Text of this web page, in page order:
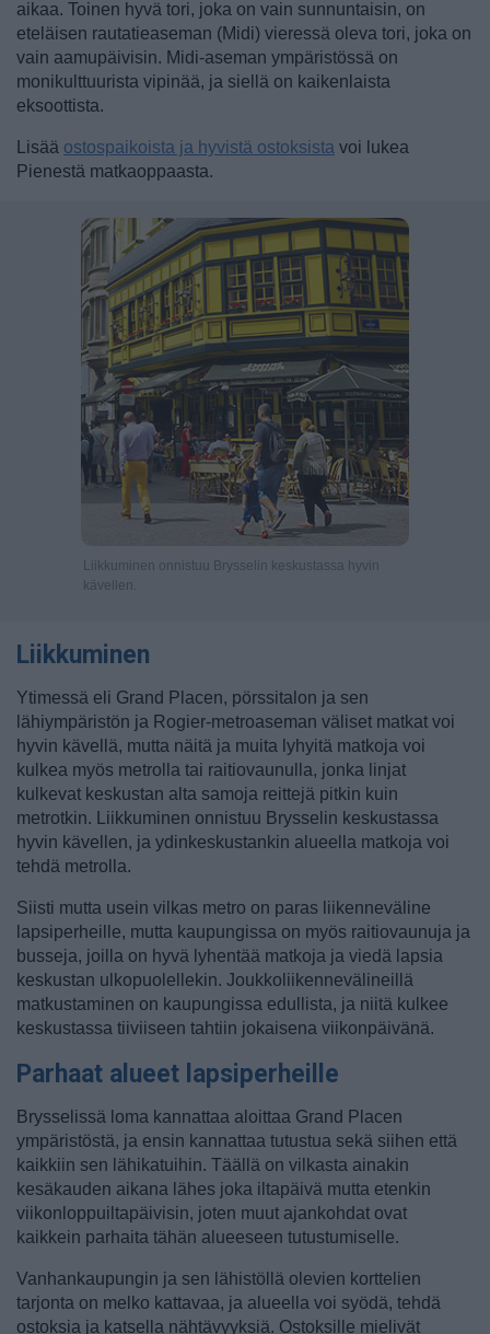
aikaa. Toinen hyvä tori, joka on vain sunnuntaisin, on
eteläisen rautatieaseman (Midi) vieressä oleva tori, joka on
vain aamupäivisin. Midi-aseman ympäristössä on
monikulttuurista vipinää, ja siellä on kaikenlaista
eksoottista.
Lisää ostospaikoista ja hyvistä ostoksista voi lukea
Pienestä matkaoppaasta.
Liikkuminen onnistuu Brysselin keskustassa hyvin
kävellen.
Liikkuminen
Ytimessä eli Grand Placen, pörssitalon ja sen
lähiympäristön ja Rogier-metroaseman väliset matkat voi
hyvin kävellä, mutta näitä ja muita lyhyitä matkoja voi
kulkea myös metrolla tai raitiovaunulla, jonka linjat
kulkevat keskustan alta samoja reittejä pitkin kuin
metrotkin. Liikkuminen onnistuu Brysselin keskustassa
hyvin kävellen, ja ydinkeskustankin alueella matkoja voi
tehdä metrolla.
Siisti mutta usein vilkas metro on paras liikenneväline
lapsiperheille, mutta kaupungissa on myös raitiovaunuja ja
busseja, joilla on hyvä lyhentää matkoja ja viedä lapsia
keskustan ulkopuolellekin. Joukkoliikennevälineillä
matkustaminen on kaupungissa edullista, ja niitä kulkee
keskustassa tiiviiseen tahtiin jokaisena viikonpäivänä.
Parhaat alueet lapsiperheille
Brysselissä loma kannattaa aloittaa Grand Placen
ympäristöstä, ja ensin kannattaa tutustua sekä siihen että
kaikkiin sen lähikatuihin. Täällä on vilkasta ainakin
kesäkauden aikana lähes joka iltapäivä mutta etenkin
viikonloppuiltapäivisin, joten muut ajankohdat ovat
kaikkein parhaita tähän alueeseen tutustumiselle.
Vanhankaupungin ja sen lähistöllä olevien korttelien
tarjonta on melko kattavaa, ja alueella voi syödä, tehdä
ostoksia ja katsella nähtävyyksiä. Ostoksille mielivät